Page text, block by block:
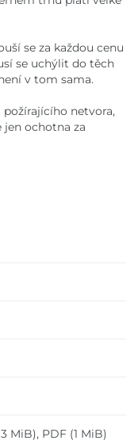
se za každou cenu
se uchýlit do těch
v tom sama.
netvora,
jen ochotna za
MiB), PDF (1 MiB)